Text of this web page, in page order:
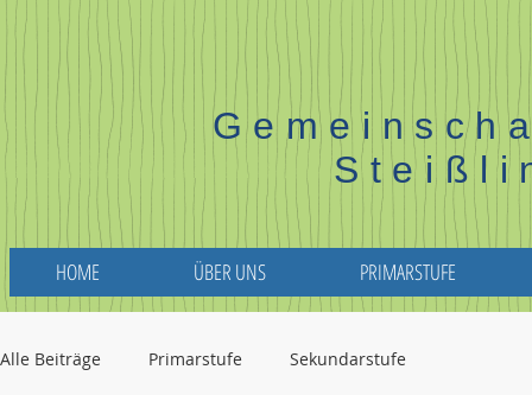
HOME ÜBER UNS PRIMARSTUFE
Alle Beiträge Primarstufe Sekundarstufe